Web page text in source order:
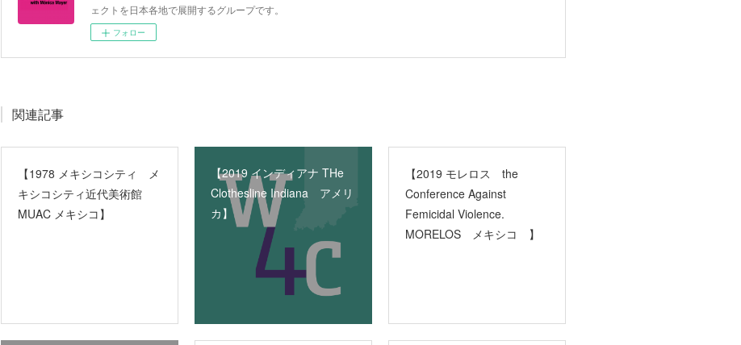
ェクトを日本各地で展開するグループです。
フォロー
関連記事
【1978 メキシコシティ メ
キシコシティ近代美術館
MUAC メキシコ】
【2019 インディアナ THe
Clothesline Indiana アメリ
カ】
【2019 モレロス the
Conference Against
Femicidal Violence.
MORELOS メキシコ 】